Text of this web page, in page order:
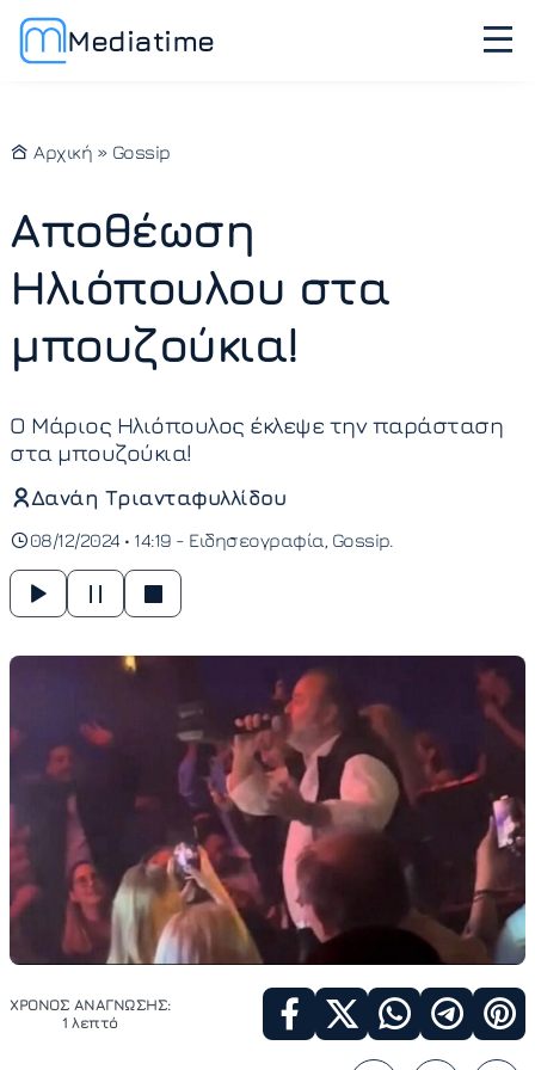
Mediatime
Αρχική » Gossip
Αποθέωση
Ηλιόπουλου στα
μπουζούκια!
Ο Μάριος Ηλιόπουλος έκλεψε την παράσταση
στα μπουζούκια!
Δανάη Τριανταφυλλίδου
08/12/2024 • 14:19 - Ειδησεογραφία Gossip
ΧΡΟΝΟΣ ΑΝΑΓΝΩΣΗΣ:
1 λεπτό